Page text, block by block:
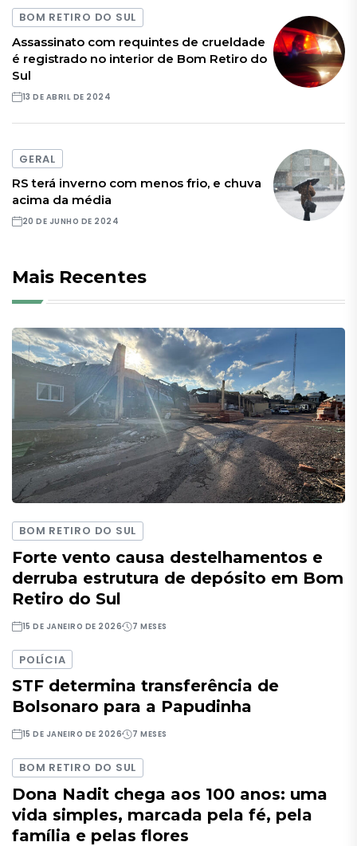
BOM RETIRO DO SUL
Assassinato com requintes de crueldade
é registrado no interior de Bom Retiro do
Sul
13 DE ABRIL DE 2024
GERAL
RS terá inverno com menos frio, e chuva
acima da média
20 DE JUNHO DE 2024
Mais Recentes
BOM RETIRO DO SUL
Forte vento causa destelhamentos e
derruba estrutura de depósito em Bom
Retiro do Sul
15 DE JANEIRO DE 2026 7 MESES
POLÍCIA
STF determina transferência de
Bolsonaro para a Papudinha
15 DE JANEIRO DE 2026 7 MESES
BOM RETIRO DO SUL
Dona Nadit chega aos 100 anos: uma
vida simples, marcada pela fé, pela
família e pelas flores